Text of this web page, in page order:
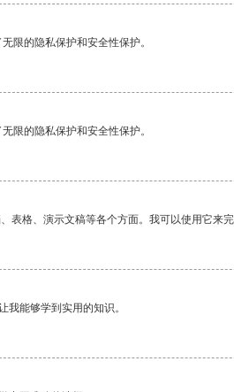
限的隐私保护和安全性保护。
限的隐私保护和安全性保护。
表格、演示文稿等各个方面。我可以使用它来
我能够学到实用的知识。